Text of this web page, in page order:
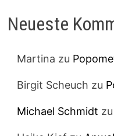
Neueste
Martina zu
Birgit Scheuch zu
Michael Schmidt